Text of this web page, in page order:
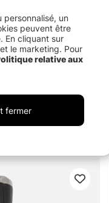
personnalisé, un
peuvent être
En cliquant sur
le marketing. Pour
relative aux
fermer